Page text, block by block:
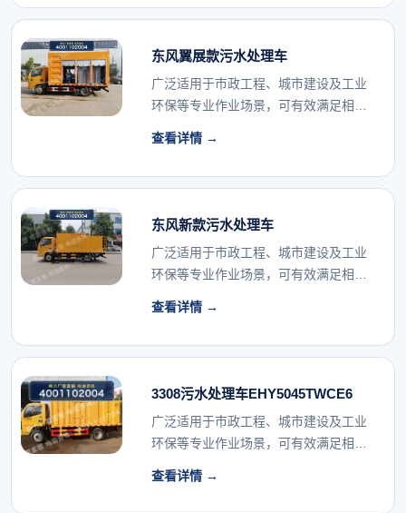
东风翼展款污水处理车
广泛适用于市政工程、城市建设及工业
环保等专业作业场景，可有效满足相关
查看详情 →
东风新款污水处理车
广泛适用于市政工程、城市建设及工业
环保等专业作业场景，可有效满足相关
查看详情 →
3308污水处理车EHY5045TWCE6
广泛适用于市政工程、城市建设及工业
环保等专业作业场景，可有效满足相关
查看详情 →